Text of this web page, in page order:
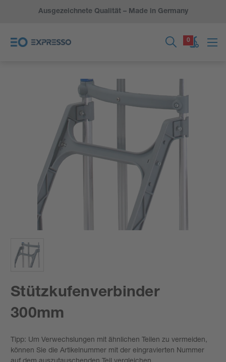
Ausgezeichnete Qualität – Made in Germany
0
Stützkufenverbinder
300mm
Tipp: Um Verwechslungen mit ähnlichen Teilen zu vermeiden,
können Sie die Artikelnummer mit der eingravierten Nummer
auf dem auszutauschenden Teil vergleichen.